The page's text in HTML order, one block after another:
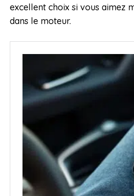
excellent choix si vous aimez
dans le moteur.